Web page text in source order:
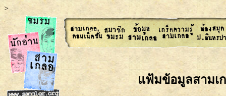
>
แฟ้มข้อมูลสามเ